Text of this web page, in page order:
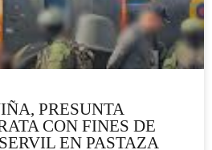
PRESUNTA
CON FINES DE
EN PASTAZA